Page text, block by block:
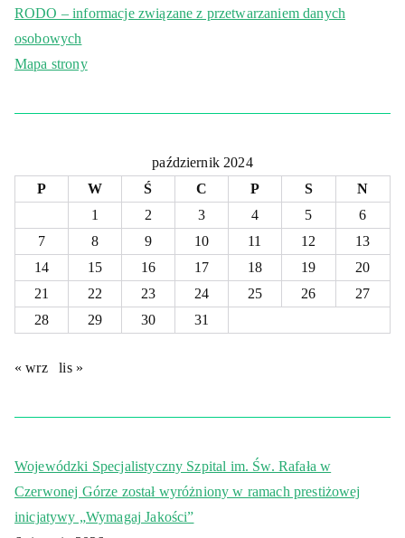
RODO – informacje związane z przetwarzaniem danych
osobowych
Mapa strony
październik 2024
P
W Ś C P S
N
1
2 3 4 5
6
7
8 9 10 11 12
13
14
15 16 17 18 19
20
21
22 23 24 25 26
27
28
29 30 31
« wrz lis »
Wojewódzki Specjalistyczny Szpital im. Św. Rafała w
Czerwonej Górze został wyróżniony w ramach prestiżowej
inicjatywy „Wymagaj Jakości”